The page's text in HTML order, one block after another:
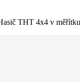
THT 4x4 v